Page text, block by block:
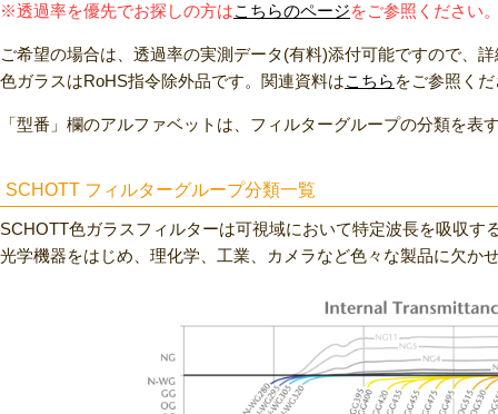
※透過率を優先でお探しの方はこちらのページをご参照ください
ご希望の場合は、透過率の実測データ(有料)添付可能ですので、
色ガラスはRoHS指令除外品です。関連資料はこちら をご参照く
「型番」欄のアルファベットは、フィルターグループの分類を表
SCHOTT フィルターグループ分類一覧
SCHOTT色ガラスフィルターは可視域において特定波長を吸収す
光学機器をはじめ、理化学、工業、カメラなど色々な製品に欠か